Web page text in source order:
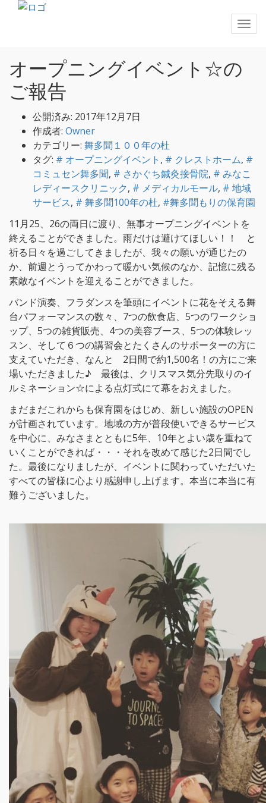
「舞多聞100年の杜」とは
オープニングイベント☆のご
オープニングイベント☆の
ご報告
公開済み: 2017年12月7日
作成者: Owner
カテゴリー: 舞多聞１００年の杜
タグ: # オープニングイベント , # クレストホーム, #
コミュセン舞多聞, # さかぐち鍼灸接骨院, # みなこ
レディースクリニック, # メディカルモール, # 地域
サービス, # 舞多聞100年の杜, #舞多聞もりの保育園
11月25、26の両日に渡り、無事オープニングイベントを
終えることができました。雨だけは避けてほしい！！ と
祈る日々を過ごしてきましたが、我々の願いが通じたの
か、前週とうってかわって暖かい気候のなか、記憶に残る
素敵なイベントを迎えることができました。
バンド演奏、フラダンスを筆頭にイベントに花をそえる舞
台パフォーマンスの数々、7つの飲食店、5つのワークショ
ップ、5つの雑貨販売、4つの美容ブース、5つの体験レッ
スン、そして６つの講習会とたくさんのサポーターの方に
支えていただき、なんと 2日間で約1,500名！の方にご来
場いただきました♪ 最後は、クリスマス気分先取りのイ
ルミネーション☆による点灯式にて幕をおえました。
まだまだこれからも保育園をはじめ、新しい施設のOPEN
が計画されています。地域の方が普段使いできるサービス
を中心に、みなさまとともに5年、10年とよい歳を重ねて
いくことができれば・・・それを改めて感じた2日間でし
た。最後になりましたが、イベントに関わっていただいた
すべての皆様に心より感謝申し上げます。本当に本当に有
難うございました。